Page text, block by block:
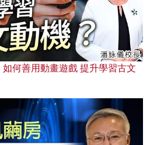
何善用動畫遊戲 提升學習古文